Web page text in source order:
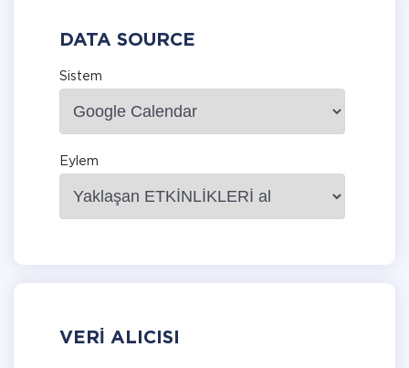
DATA SOURCE
Sistem
Eylem
VERI ALICISI